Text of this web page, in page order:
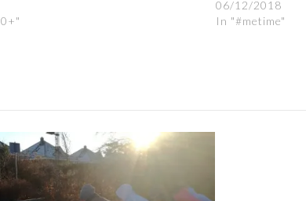
06/12/2018
In "#metime"